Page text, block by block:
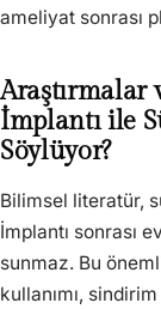
ameliyat sonrası
Araştırmalar
İmplantı ile
Söylüyor?
Bilimsel literatür,
İmplantı sonrası
sunmaz. Bu
kullanımı,